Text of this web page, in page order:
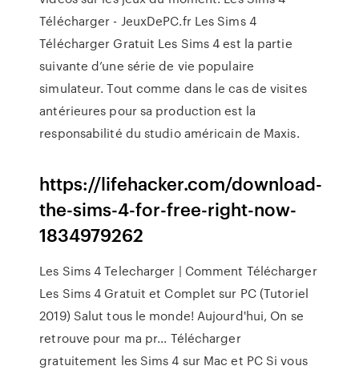
Télécharger - JeuxDePC.fr Les Sims 4
Télécharger Gratuit Les Sims 4 est la partie
suivante d’une série de vie populaire
simulateur. Tout comme dans le cas de visites
antérieures pour sa production est la
responsabilité du studio américain de Maxis.
https://lifehacker.com/download-
the-sims-4-for-free-right-now-
1834979262
Les Sims 4 Telecharger | Comment Télécharger
Les Sims 4 Gratuit et Complet sur PC (Tutoriel
2019) Salut tous le monde! Aujourd'hui, On se
retrouve pour ma pr... Télécharger
gratuitement les Sims 4 sur Mac et PC Si vous